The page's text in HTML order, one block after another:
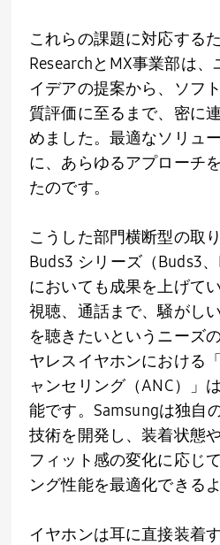
これらの課題に対応するた
ResearchとMX事業部は、
イデアの提案から、ソフ
質評価に至るまで、密に
めました。最適なソリュ
に、あらゆるアプローチ
たのです。
こうした部門横断型の取り
Buds3 シリーズ（Buds3、
においても成果を上げて
視聴、通話まで、騒がし
を聴きたいというニーズ
ヤレスイヤホンにおける
ャンセリング（ANC）」
能です。 Samsungは独自
技術を開発し、装着状態
フィット感の変化に応じ
ング性能を最適化できる
イヤホンは耳に直接装着